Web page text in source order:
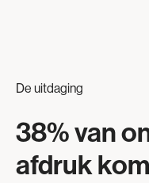
De uitdaging
38% van
afdruk